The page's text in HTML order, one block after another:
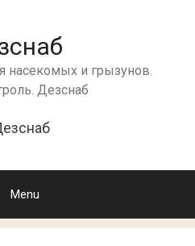
насекомых и грызунов.
Дезснаб
Menu